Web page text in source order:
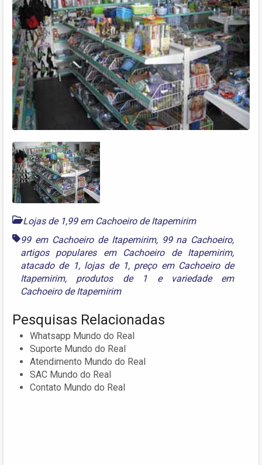
Lojas de 1,99 em Cachoeiro de Itapemirim
99 em Cachoeiro de Itapemirim, 99 na Cachoeiro,
artigos populares em Cachoeiro de Itapemirim,
atacado de 1, lojas de 1, preço em Cachoeiro de
Itapemirim, produtos de 1 e
variedade em
Cachoeiro de Itapemirim
Pesquisas Relacionadas
Whatsapp Mundo do Real
Suporte Mundo do Real
Atendimento Mundo do Real
SAC Mundo do Real
Contato Mundo do Real